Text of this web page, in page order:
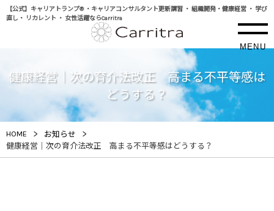
【公式】キャリアトランプ® ・キャリアコンサルタント更新講習 ・ 組織開発・健康経営 ・ 学び
直し・ リカレント ・ 女性活躍ならCarritra
MENU
健康経営｜次の育介法改正 高まる不平等感は
どうする？
HOME > お知らせ >
健康経営｜次の育介法改正 高まる不平等感はどうする？